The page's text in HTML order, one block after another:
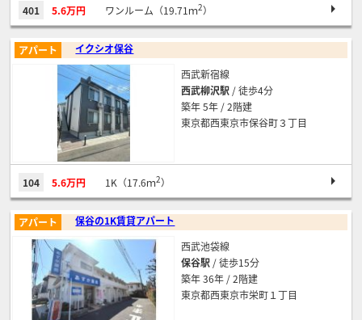
401 5.6万円 ワンルーム（19.71ｍ2）
イクシオ保谷
アパート
西武新宿線
西武柳沢駅 / 徒歩4分
築年 5年 / 2階建
東京都西東京市保谷町３丁目
104 5.6万円 1K（17.6ｍ2）
保谷の1K賃貸アパート
アパート
西武池袋線
保谷駅 / 徒歩15分
築年 36年 / 2階建
東京都西東京市栄町１丁目